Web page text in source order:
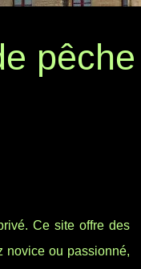
pêche
Ce site offre des
novice ou passionné,